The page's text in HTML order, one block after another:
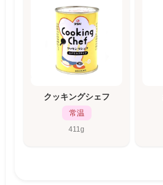
クッキングシェフ
常温
411g